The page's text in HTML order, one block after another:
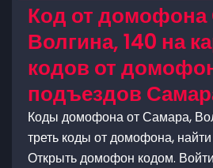
Код от домофона
Волгина, 140 на
кодов от
подъездов
Коды домофона от Самара,
треть коды от домофона,
Открыть домофон кодом.